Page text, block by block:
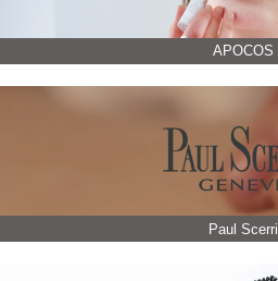
APOCOS
Paul Scerri